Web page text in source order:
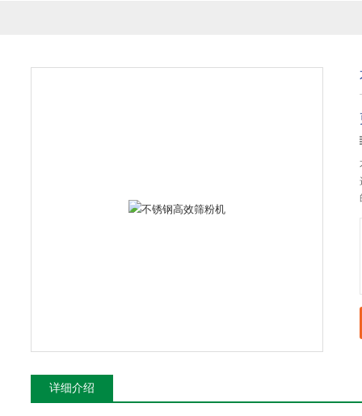
详细介绍